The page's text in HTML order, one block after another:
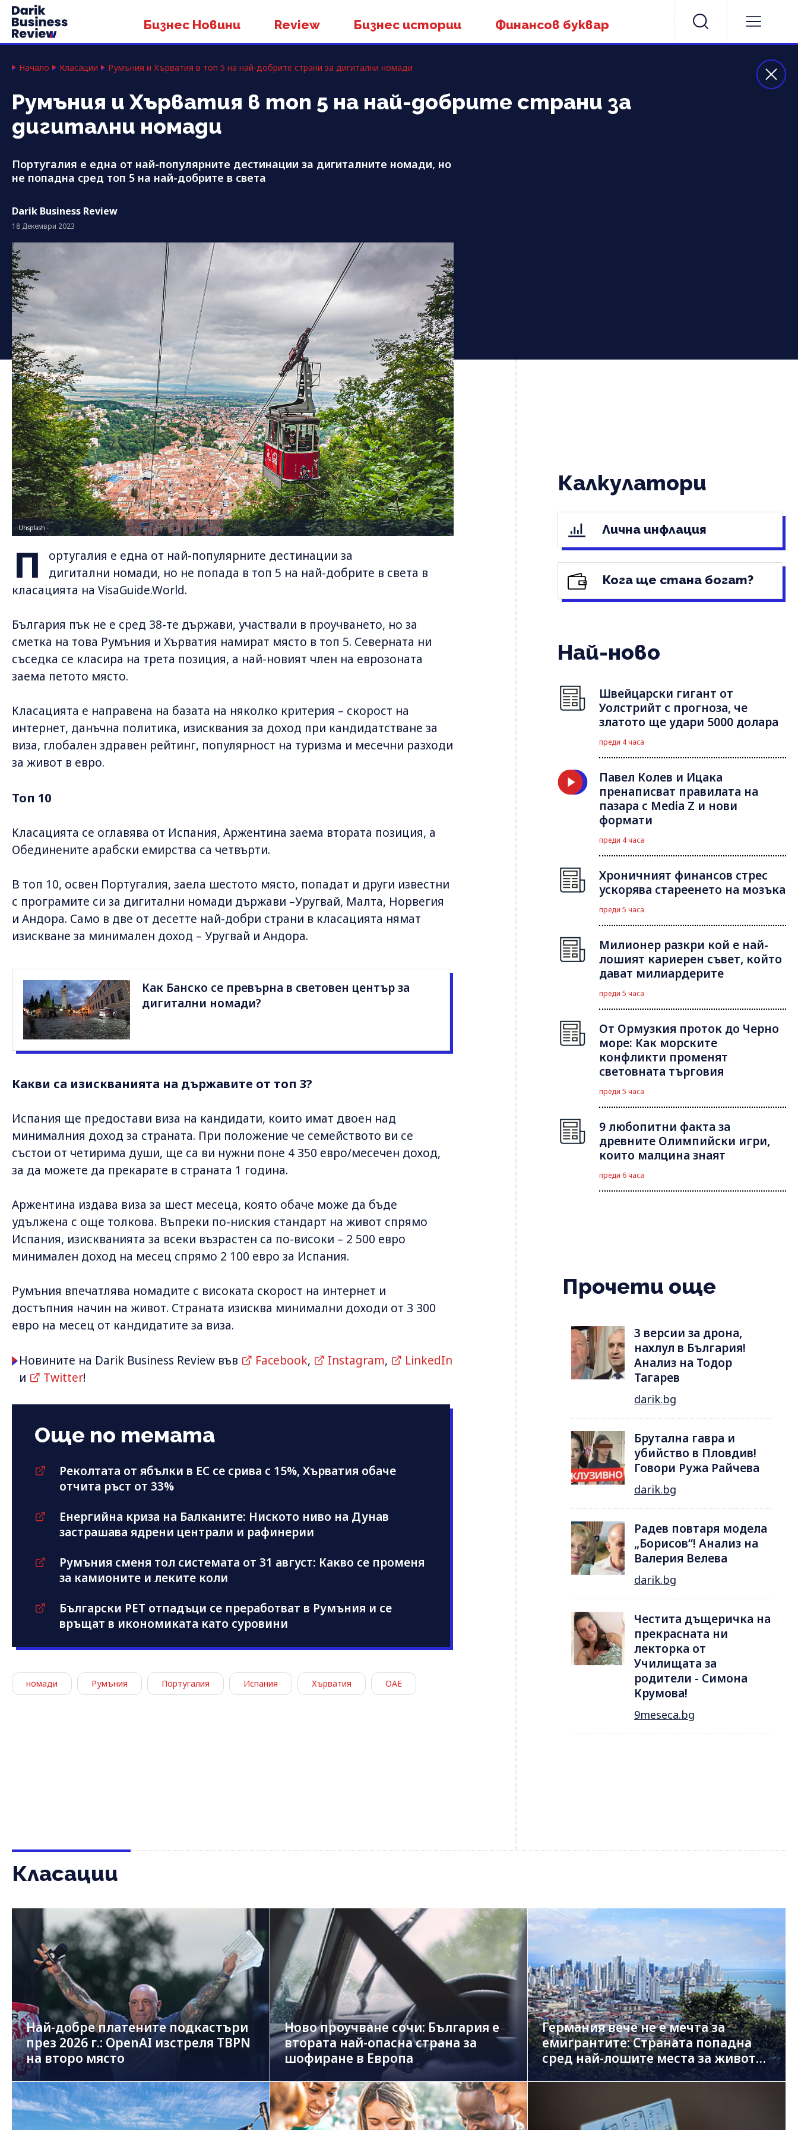
Бизнес Новини Review Бизнес истории Финансов буквар
Начало Класации Румъния и Хърватия в топ 5 на най-добрите страни за дигитални номади
Румъния и Хърватия в топ 5 на най-добрите страни за
дигитални номади
Португалия е една от най-популярните дестинации за дигиталните номади, но
не попадна сред топ 5 на най-добрите в света
Darik Business Review
18 Декември 2023
Unsplash
П
ортугалия е една от най-популярните дестинации за
дигитални номади, но не попада в топ 5 на най-добрите в света в
класацията на VisaGuide.World.
България пък не е сред 38-те държави, участвали в проучването, но за
сметка на това Румъния и Хърватия намират място в топ 5. Северната ни
съседка се класира на трета позиция, а най-новият член на еврозоната
заема петото място.
Класацията е направена на базата на няколко критерия – скорост на
интернет, данъчна политика, изисквания за доход при кандидатстване за
виза, глобален здравен рейтинг, популярност на туризма и месечни разходи
за живот в евро.
Топ 10
Класацията се оглавява от Испания, Аржентина заема втората позиция, а
Обединените арабски емирства са четвърти.
В топ 10, освен Португалия, заела шестото място, попадат и други известни
с програмите си за дигитални номади държави –Уругвай, Малта, Норвегия
и Андора. Само в две от десетте най-добри страни в класацията нямат
изискване за минимален доход – Уругвай и Андора.
Как Банско се превърна в световен център за
дигитални номади?
Какви са изискванията на държавите от топ 3?
Испания ще предостави виза на кандидати, които имат двоен над
минималния доход за страната. При положение че семейството ви се
състои от четирима души, ще са ви нужни поне 4 350 евро/месечен доход,
за да можете да прекарате в страната 1 година.
Аржентина издава виза за шест месеца, която обаче може да бъде
удължена с още толкова. Въпреки по-ниския стандарт на живот спрямо
Испания, изискванията за всеки възрастен са по-високи – 2 500 евро
минимален доход на месец спрямо 2 100 евро за Испания.
Румъния впечатлява номадите с високата скорост на интернет и
достъпния начин на живот. Страната изисква минимални доходи от 3 300
евро на месец от кандидатите за виза.
Новините на Darik Business Review във Facebook, Instagram,
LinkedIn
и
Twitter!
Още по темата
Реколтата от ябълки в ЕС се срива с 15%, Хърватия обаче
отчита ръст от 33%
Енергийна криза на Балканите: Ниското ниво на Дунав
застрашава ядрени централи и рафинерии
Румъния сменя тол системата от 31 август: Какво се променя
за камионите и леките коли
Български PET отпадъци се преработват в Румъния и се
връщат в икономиката като суровини
номади Румъния Португалия Испания Хърватия ОАЕ
Калкулатори
Лична инфлация
Кога ще стана богат?
Най-ново
Швейцарски гигант от
Уолстрийт с прогноза, че
златото ще удари 5000 долара
преди 4 часа
Павел Колев и Ицака
пренаписват правилата на
пазара с Media Z и нови
формати
преди 4 часа
Хроничният финансов стрес
ускорява стареенето на мозъка
преди 5 часа
Милионер разкри кой е най-
лошият кариерен съвет, който
дават милиардерите
преди 5 часа
От Ормузкия проток до Черно
море: Как морските
конфликти променят
световната търговия
преди 5 часа
9 любопитни факта за
древните Олимпийски игри,
които малцина знаят
преди 6 часа
Прочети още
3 версии за дрона,
нахлул в България!
Анализ на Тодор
Тагарев
darik.bg
Брутална гавра и
убийство в Пловдив!
Говори Ружа Райчева
darik.bg
Радев повтаря модела
„Борисов“! Анализ на
Валерия Велева
darik.bg
Честита дъщеричка на
прекрасната ни
лекторка от
Училищата за
родители - Симона
Крумова!
9meseca.bg
Класации
Най-добре платените подкастъри
през 2026 г.: OpenAI изстреля TBPN
на второ място
Ново проучване сочи: България е
втората най-опасна страна за
шофиране в Европа
Германия вече не е мечта за
емигрантите: Страната попадна
сред най-лошите места за живот
за чужденци